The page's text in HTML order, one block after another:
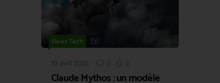
News Tech
10 avril 2026 0 0
Claude Mythos : un modèle